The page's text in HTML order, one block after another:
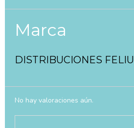
Marca
DISTRIBUCIONES FELIU
No hay valoraciones aún.